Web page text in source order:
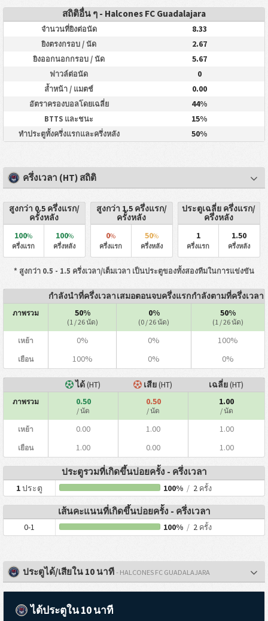
สถิติอื่น ๆ - Halcones FC Guadalajara
จำนวนที่ยิงต่อนัด 8.33
ยิงตรงกรอบ / นัด 2.67
ยิงออกนอกกรอบ / นัด 5.67
ฟาวล์ต่อนัด 0
ล้ำหน้า / แมตช์ 0.00
อัตราครองบอลโดยเฉลี่ย 44%
BTTS และชนะ 15%
ทำประตูทั้งครึ่งแรกและครึ่งหลัง 50%
ครึ่งเวลา (HT) สถิติ
สูงกว่า 0.5 ครึ่งแรก/
ครั้งหลัง
100%
ครึ่งแรก
100%
ครึ่งหลัง
สูงกว่า 1.5 ครึ่งแรก/
ครั้งหลัง
0%
ครึ่งแรก
50%
ครึ่งหลัง
ประตูเฉลี่ย ครึ่งแรก/
ครึ่งหลัง
1
ครึ่งแรก
1.50
ครึ่งหลัง
* สูงกว่า 0.5 - 1.5 ครึ่งเวลา/เต็มเวลา เป็นประตูของทั้งสองทีมในการแข่งขัน
กำลังนำที่ครึ่งเวลาเสมอตอนจบครึ่งแรกกำลังตามที่ครึ่งเวลา
ภาพรวม 50%
(1 / 26 นัด)
0%
(0 / 26 นัด)
50%
(1 / 26 นัด)
เหย้า 0% 0% 100%
เยือน 100% 0% 0%
ได้(HT) เสีย(HT) เฉลี่ย(HT)
ภาพรวม 0.50
/ นัด
0.50
/ นัด
1.00
/ นัด
เหย้า 0.00 1.00 1.00
เยือน 1.00 0.00 1.00
ประตูรวมที่เกิดขึ้นบ่อยครั้ง - ครึ่งเวลา
1ประตู 100% / 2 ครั้ง
เส้นคะแนนที่เกิดขึ้นบ่อยครั้ง - ครึ่งเวลา
0-1 100% / 2 ครั้ง
ประตูได้/เสียใน 10 นาที - HALCONES FC GUADALAJARA
ได้ประตูใน 10 นาที